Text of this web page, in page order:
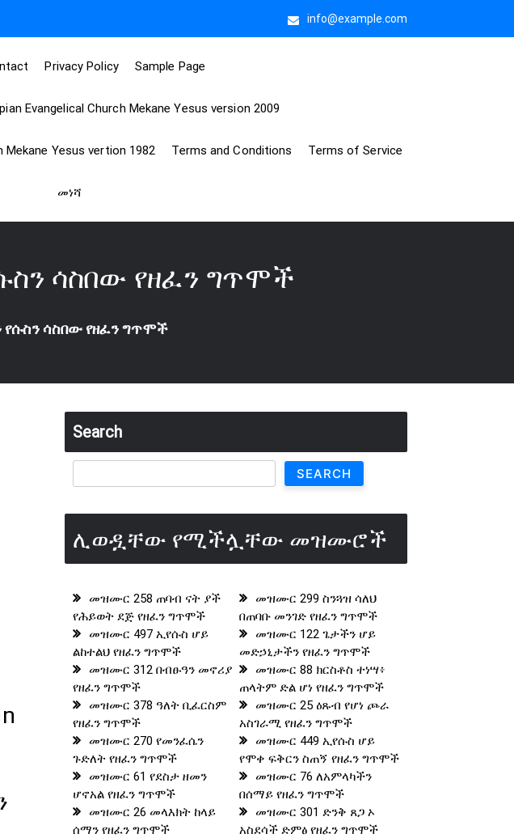
info@example.com
Privacy Policy Sample Page
Evangelical Church Mekane Yesus version 2009
Mekane Yesus vertion 1982 Terms and Conditions Terms of Service
መነሻ
ሳስበው የዘፈን ግጥሞች
ሳስበው የዘፈን ግጥሞች
Search
SEARCH
ሊወዷቸው የሚችሏቸው መዝሙሮች
መዝሙር 258 ጠባብ ናት ያች
የሕይወት ደጅ የዘፈን ግጥሞች
መዝሙር 299 ስንጓዝ ሳለህ
በጠባቡ መንገድ የዘፈን ግጥሞች
መዝሙር 497 ኢየሱስ ሆይ
ልከተልህ የዘፈን ግጥሞች
መዝሙር 122 ጌታችን ሆይ
መድኃኒታችን የዘፈን ግጥሞች
መዝሙር 312 በብፁዓን መኖሪያ
የዘፈን ግጥሞች
መዝሙር 88 ክርስቶስ ተነሣ፥
ጠላትም ድል ሆነ የዘፈን ግጥሞች
መዝሙር 378 ዓለት ቢፈርስም
የዘፈን ግጥሞች
መዝሙር 25 ዕጹብ የሆነ ጮራ
አስገራሚ የዘፈን ግጥሞች
መዝሙር 270 የመንፈሴን
ጉድለት የዘፈን ግጥሞች
መዝሙር 449 ኢየሱስ ሆይ
የሞቀ ፍቅርን ስጠኝ የዘፈን ግጥሞች
መዝሙር 61 የደስታ ዘመን
ሆኖአል የዘፈን ግጥሞች
መዝሙር 76 ለአምላካችን
በሰማይ የዘፈን ግጥሞች
መዝሙር 26 መላእክት ከላይ
ሰማን የዘፈን ግጥሞች
መዝሙር 301 ድንቅ ጸጋ ኦ
አስደሳች ድምፅ የዘፈን ግጥሞች